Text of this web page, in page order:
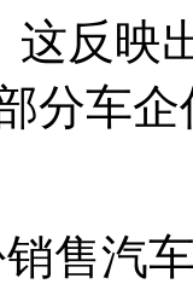
这反
分车
售汽